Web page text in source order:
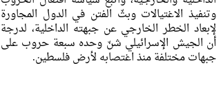
وتنفيذ الاغتيالات وبثّ الفتن في الدول المجاورة
لإبعاد الخطر الخارجي عن جبهته الداخلية، لدرجة
أن الجيش الإسرائيلي شنّ وحده سبعة حروب على
جبهات مختلفة منذ اغتصابه لأرض فلسطين.